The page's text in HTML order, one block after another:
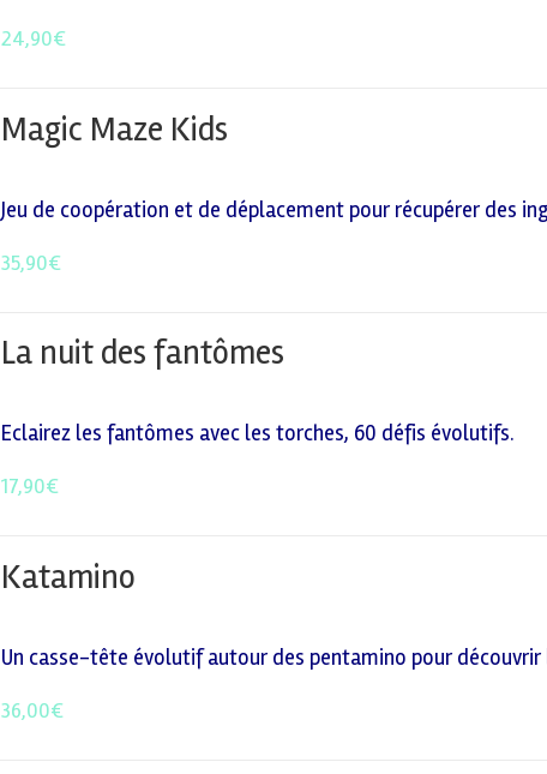
24,90€
Magic Maze Kids
Jeu de coopération et de déplacement pour récupérer des
35,90€
La nuit des fantômes
Eclairez les fantômes avec les torches, 60 défis évolutifs.
17,90€
Katamino
Un casse-tête évolutif autour des pentamino pour
36,00€